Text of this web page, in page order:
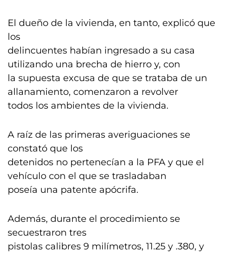
El dueño de la vivienda, en tanto, explicó que
los
delincuentes habían ingresado a su casa
utilizando una brecha de hierro y, con
la supuesta excusa de que se trataba de un
allanamiento, comenzaron a revolver
todos los ambientes de la vivienda.
A raíz de las primeras averiguaciones se
constató que los
detenidos no pertenecían a la PFA y que el
vehículo con el que se trasladaban
poseía una patente apócrifa.
Además, durante el procedimiento se
secuestraron tres
pistolas calibres 9 milímetros, 11.25 y .380, y